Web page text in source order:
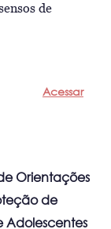
de
Acessar
Orientações
de
Adolescentes